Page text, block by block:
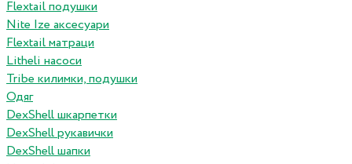
Flextail подушки
Nite Ize аксесуари
Flextail матраци
Litheli насоси
Tribe килимки, подушки
Одяг
DexShell шкарпетки
DexShell рукавички
DexShell шапки